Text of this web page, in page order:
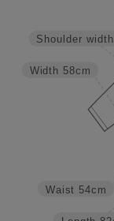
Waist 54cm
Width 58cm
Shoulder width